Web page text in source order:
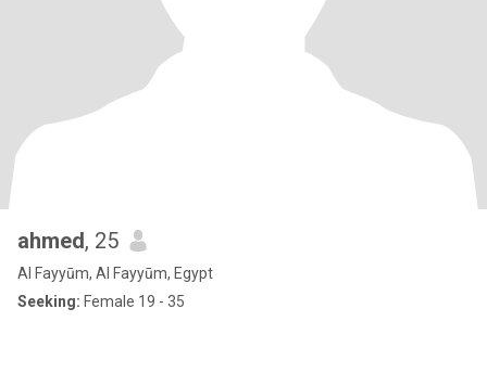
ahmed, 25
Al Fayyūm, Al Fayyūm, Egypt
Seeking: Female 19 - 35